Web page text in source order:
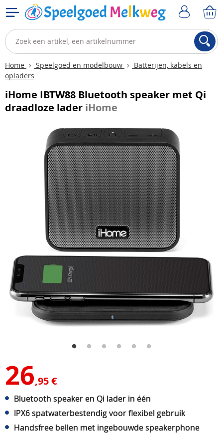
Home Speelgoed en modelbouw
Batterijen, kabels en
opladers
iHome IBTW88 Bluetooth speaker met Qi
draadloze lader iHome
26,95 €
Bluetooth speaker en Qi lader in één
IPX6 spatwaterbestendig voor flexibel gebruik
Handsfree bellen met ingebouwde speakerphone